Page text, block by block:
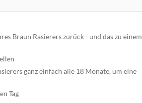
Braun Rasierers zurück - und das zu einem
ganz einfach alle 18 Monate, um eine
Tag